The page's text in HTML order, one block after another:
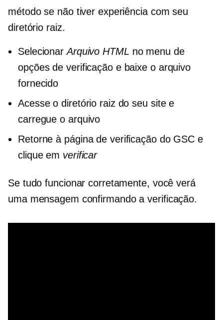
método se não tiver experiência com seu
diretório raiz.
SelecionarArquivo HTML no menu de
opções de verificação e baixe o arquivo
fornecido
Acesse o diretório raiz do seu site e
carregue o arquivo
Retorne à página de verificação do GSC e
clique em verificar
Se tudo funcionar corretamente, você verá
uma mensagem confirmando a verificação.